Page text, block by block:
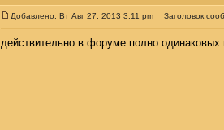
Добавлено: Вт Авг 27, 2013 3:11 pm Заголовок
действительно в форуме полно